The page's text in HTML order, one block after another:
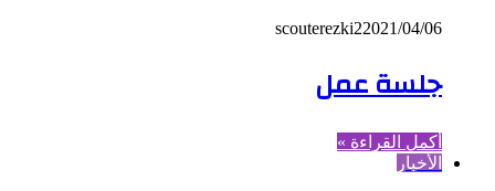
scouterezki22021/04/06
جلسة عمل
أكمل القراءة »
الأخبار